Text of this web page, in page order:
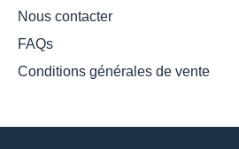
Nous contacter
FAQs
Conditions générales de vente